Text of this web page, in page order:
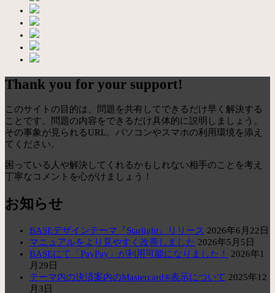
Thank you for your support!
このサイトの目的は、問題を共有してできるだけ早く解決する
ことです。問題の内容をできるだけ具体的に説明しましょう。
その事象が見られるURL、パソコンやスマホの利用環境を添え
てください。
困っている人や解決してくれるかもしれない相手のことを考え
丁寧なコメントを心がけましょう！
お知らせ
BASEデザインテーマ『Starlight』リリース 2026年6月22日
マニュアルをより見やすく改善しました 2026年5月5日
BASEにて「PayPay」が利用可能になりました！
2026年1
月29日
テーマ内の決済案内のMastercard®表示について 2025年12
月3日